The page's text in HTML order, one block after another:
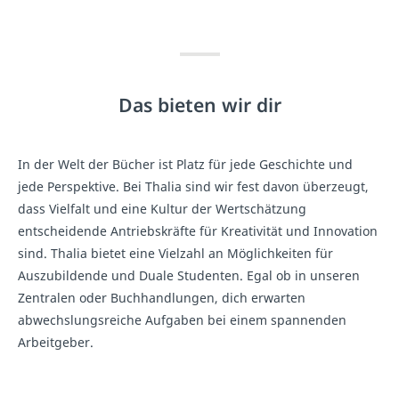
Das bieten wir dir
In der Welt der Bücher ist Platz für jede Geschichte und
jede Perspektive. Bei Thalia sind wir fest davon überzeugt,
dass Vielfalt und eine Kultur der Wertschätzung
entscheidende Antriebskräfte für Kreativität und Innovation
sind. Thalia bietet eine Vielzahl an Möglichkeiten für
Auszubildende und Duale Studenten. Egal ob in unseren
Zentralen oder Buchhandlungen, dich erwarten
abwechslungsreiche Aufgaben bei einem spannenden
Arbeitgeber.